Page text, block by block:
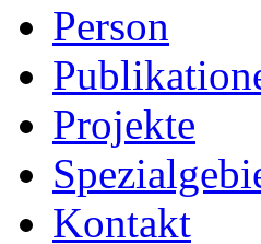
Person
Projekte
Kontakt